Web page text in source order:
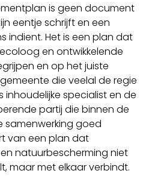
is geen document
eentje schrijft en een
indient. Het is een plan dat
en ontwikkelende
en op het juiste
die veelal de regie
specialist en de
partij die binnen de
samenwerking goed
van een plan dat
natuurbescherming niet
maar met elkaar verbindt.